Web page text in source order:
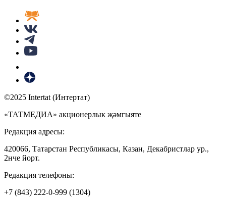
©2025 Intertat (Интертат)
«ТАТМЕДИА» акционерлык җәмгыяте
Редакция адресы:
420066, Татарстан Республикасы, Казан, Декабристлар ур.,
2нче йорт.
Редакция телефоны:
+7 (843) 222-0-999 (1304)